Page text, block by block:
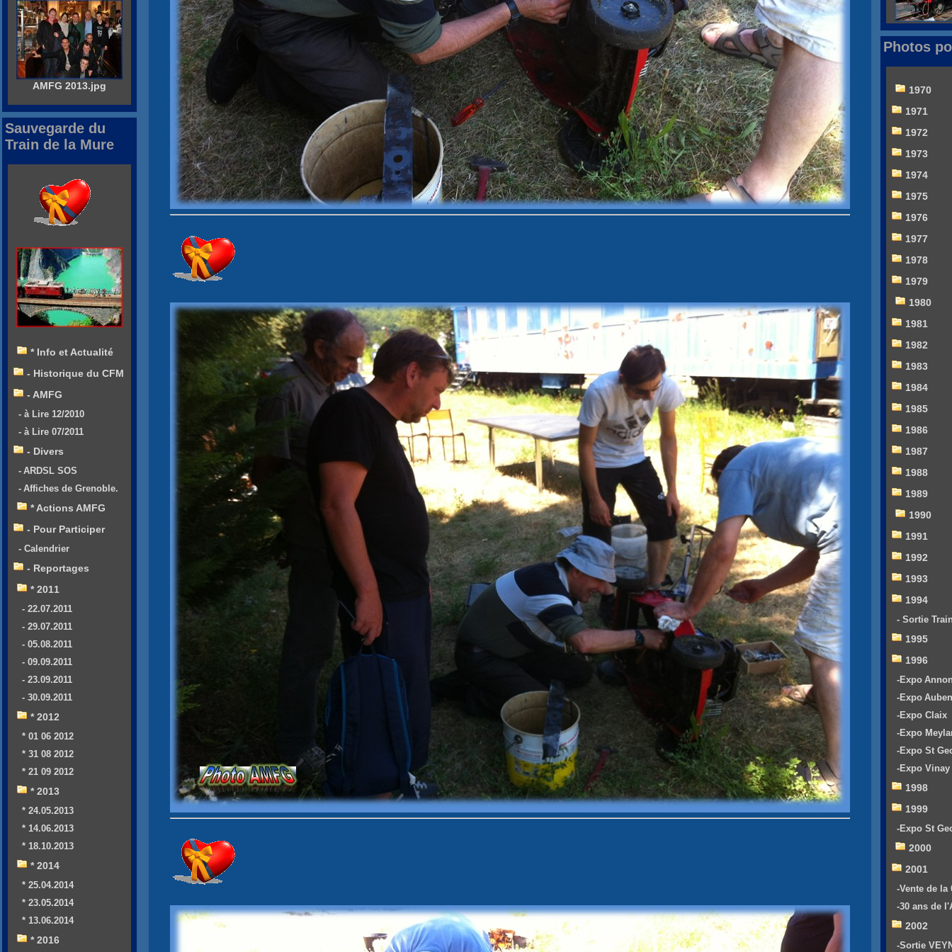
AMFG 2013.jpg
Sauvegarde du
Train de la Mure
* Info et Actualité
- Historique du CFM
- AMFG
- à Lire 12/2010
- à Lire 07/2011
- Divers
- ARDSL SOS
- Affiches de Grenoble.
* Actions AMFG
- Pour Participer
- Calendrier
- Reportages
* 2011
- 22.07.2011
- 29.07.2011
- 05.08.2011
- 09.09.2011
- 23.09.2011
- 30.09.2011
* 2012
* 01 06 2012
* 31 08 2012
* 21 09 2012
* 2013
* 24.05.2013
* 14.06.2013
* 18.10.2013
* 2014
* 25.04.2014
* 23.05.2014
* 13.06.2014
* 2016
Photos
1970
1971
1972
1973
1974
1975
1976
1977
1978
1979
1980
1981
1982
1983
1984
1985
1986
1987
1988
1989
1990
1991
1992
1993
1994
- Sortie
1995
1996
-Expo
-Expo
-Expo Claix
-Expo
-Expo St
-Expo Vinay
1998
1999
-Expo St
2000
2001
-Vente de la
-30 ans de
2002
-Sortie